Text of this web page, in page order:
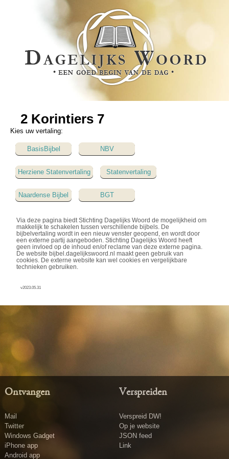
2 Korintiers 7
Kies uw vertaling:
BasisBijbel NBV
Herziene Statenvertaling Statenvertaling
Naardense Bijbel BGT
Via deze pagina biedt Stichting Dagelijks Woord de mogelijkheid om
makkelijk te schakelen tussen verschillende bijbels. De
bijbelvertaling wordt in een nieuw venster geopend, en wordt door
een externe partij aangeboden. Stichting Dagelijks Woord heeft
geen invloed op de inhoud en/of reclame van deze externe pagina.
De website bijbel.dagelijkswoord.nl maakt geen gebruik van
cookies. De externe website kan wel cookies en vergelijkbare
technieken gebruiken.
v2023.05.31
Ontvangen
Mail
Twitter
Windows Gadget
iPhone app
Android app
Verspreiden
Verspreid DW!
Op je website
JSON feed
Link